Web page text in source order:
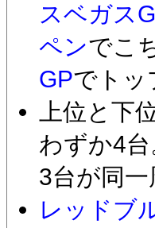
スベガス
ペンでこ
GPでトッ
上位と下
わずか4
3台が同一
レッドブ